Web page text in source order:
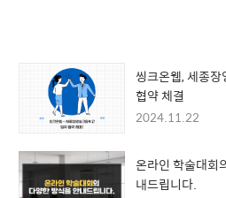
씽크온웹, 세종
협약 체결
2024.11.22
온라인 학술대회
내드립니다.